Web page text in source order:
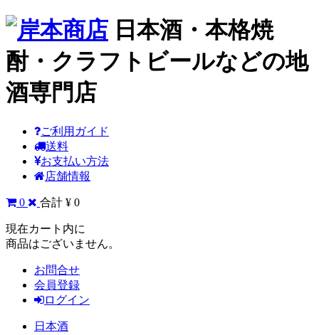
日本酒・本格焼
酎・クラフトビールなどの地
酒専門店
ご利用ガイド
送料
お支払い方法
店舗情報
0 合計 ¥ 0
現在カート内に
商品はございません。
お問合せ
会員登録
ログイン
日本酒